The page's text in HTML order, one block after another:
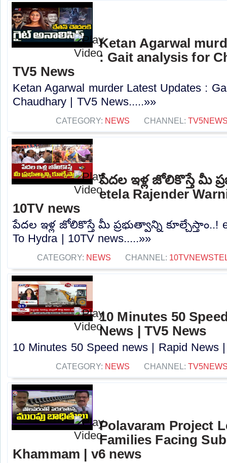
Ketan Agarwal
: Gait analysis for
TV5 News
Ketan Agarwal murder Latest Updates :
Chaudhary | TV5 News.....»»
CATEGORY: NEWS CHANNEL:
పేదల ఇళ్ల జోలికొస్తే మీ
etela Rajender
10TV news
పేదల ఇళ్ల జోలికొస్తే మీ ప్రభుత్వాన్ని కూల్చేస్తాం..!
To Hydra | 10TV news.....»»
CATEGORY: NEWS CHANNEL:
10 Minutes 50
News | TV5 News
10 Minutes 50 Speed news | Rapid News
CATEGORY: NEWS CHANNEL:
Polavaram Project
Families Facing
Khammam | v6 news